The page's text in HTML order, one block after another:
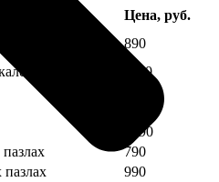
Цена, руб.
890
1190
1490
790
990